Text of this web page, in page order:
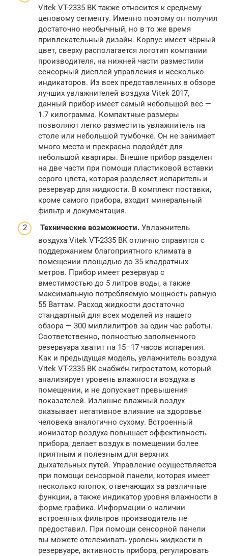
Vitek VT-2335 BK также относится к среднему
ценовому сегменту. Именно поэтому он получил
достаточно необычный, но в то же время
привлекательный дизайн. Корпус имеет чёрный
цвет, сверху располагается логотип компании
производителя, на нижней части разместили
сенсорный дисплей управления и несколько
индикаторов. Из всех представленных в обзоре
лучших увлажнителей воздуха Vitek 2017,
данный прибор имеет самый небольшой вес —
1.7 килограмма. Компактные размеры
позволяют легко разместить увлажнитель на
столе или небольшой тумбочке. Он не занимает
много места и прекрасно подойдёт для
небольшой квартиры. Внешне прибор разделен
на две части при помощи пластиковой вставки
серого цвета, которая разделяет испаритель и
резервуар для жидкости. В комплект поставки,
кроме самого прибора, входит минеральный
фильтр и документация.
Технические возможности. Увлажнитель
воздуха Vitek VT-2335 BK отлично справится с
поддержанием благоприятного климата в
помещении площадью до 35 квадратных
метров. Прибор имеет резервуар с
вместимостью до 5 литров воды, а также
максимальную потребляемую мощность равную
55 Ваттам. Расход жидкости достаточно
стандартный для всех моделей из нашего
обзора — 300 миллилитров за один час работы.
Соответственно, полностью заполненного
резервуара хватит на 15–17 часов испарения.
Как и предыдущая модель, увлажнитель воздуха
Vitek VT-2335 BK снабжён гигростатом, который
анализирует уровень влажности воздуха в
помещении, и не допускает превышения
показателей. Излишне влажный воздух
оказывает негативное влияние на здоровье
человека аналогично сухому. Встроенный
ионизатор воздуха повышает эффективность
прибора, делает воздух в помещении более
приятным и полезным для верхних
дыхательных путей. Управление осуществляется
при помощи сенсорной панели, которая имеет
несколько кнопок, отвечающих за различные
функции, а также индикатор уровня влажности в
форме графика. Информации о наличии
встроенных фильтров производитель не
предоставил. При помощи сенсорной панели
вы можете отслеживать уровень жидкости в
резервуаре, активность прибора, регулировать